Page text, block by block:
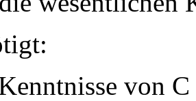
von C